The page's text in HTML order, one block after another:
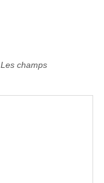
Les champs